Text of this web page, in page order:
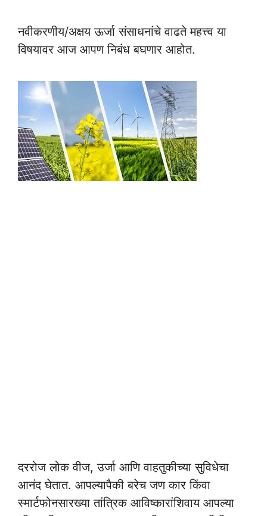
नवीकरणीय/अक्षय ऊर्जा संसाधनांचे वाढते महत्त्व या
विषयावर आज आपण निबंध बघणार आहोत.
दररोज लोक वीज, उर्जा आणि वाहतुकीच्या सुविधेचा
आनंद घेतात. आपल्यापैकी बरेच जण कार किंवा
स्मार्टफोनसारख्या तांत्रिक आविष्कारांशिवाय आपल्या